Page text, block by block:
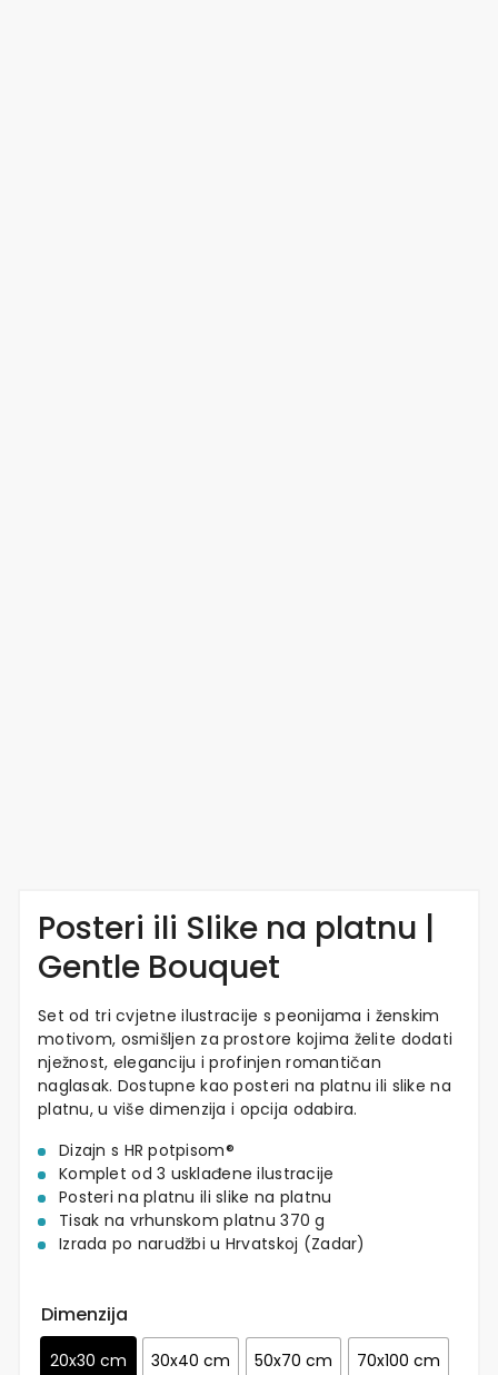
Posteri ili Slike na platnu |
Gentle Bouquet
Set od tri cvjetne ilustracije s peonijama i ženskim
motivom, osmišljen za prostore kojima želite dodati
nježnost, eleganciju i profinjen romantičan
naglasak. Dostupne kao posteri na platnu ili slike na
platnu, u više dimenzija i opcija odabira.
Dizajn s HR potpisom®
Komplet od 3 usklađene ilustracije
Posteri na platnu ili slike na platnu
Tisak na vrhunskom platnu 370 g
Izrada po narudžbi u Hrvatskoj (Zadar)
Dimenzija
20x30 cm 30x40 cm 50x70 cm 70x100 cm